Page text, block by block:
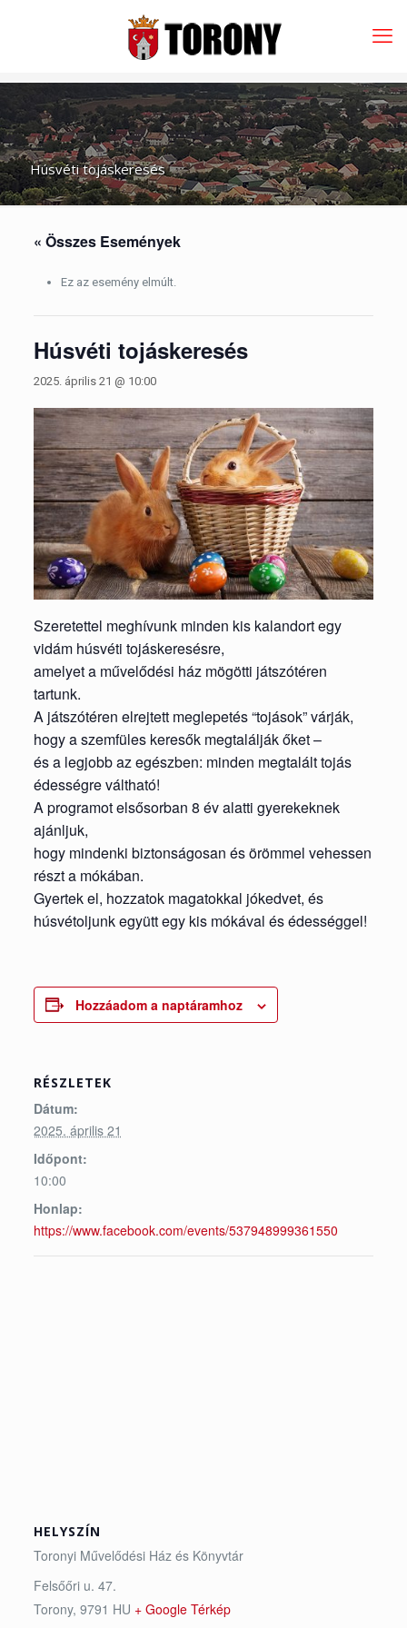
Húsvéti tojáskeresés
« Összes Események
Ez az esemény elmúlt.
Húsvéti tojáskeresés
2025. április 21 @ 10:00
Szeretettel meghívunk minden kis kalandort egy
vidám húsvéti tojáskeresésre,
amelyet a művelődési ház mögötti játszótéren
tartunk.
A játszótéren elrejtett meglepetés “tojások” várják,
hogy a szemfüles keresők megtalálják őket –
és a legjobb az egészben: minden megtalált tojás
édességre váltható!
A programot elsősorban 8 év alatti gyerekeknek
ajánljuk,
hogy mindenki biztonságosan és örömmel vehessen
részt a mókában.
Gyertek el, hozzatok magatokkal jókedvet, és
húsvétoljunk együtt egy kis mókával és édességgel!
Hozzáadom a naptáramhoz
RÉSZLETEK
Dátum:
2025. április 21
Időpont:
10:00
Honlap:
https://www.facebook.com/events/537948999361550
HELYSZÍN
Toronyi Művelődési Ház és Könyvtár
Felsőőri u. 47.
Torony, 9791 HU + Google Térkép